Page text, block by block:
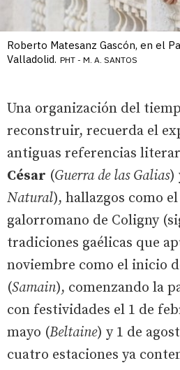
Roberto Matesanz Gascón, en el
Valladolid. PHT - M. A. SANTOS
Una organización del
reconstruir, recuerda el
antiguas referencias
César (Guerra de las Galias)
Natural), hallazgos como
galorromano de Coligny
tradiciones gaélicas que
noviembre como el inicio
(Samain), comenzando la
con festividades el 1 de
mayo (Beltaine) y 1 de
cuatro estaciones ya